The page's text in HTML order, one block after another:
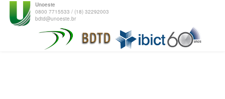
Unoeste
0800 7715533 / (18) 32292003
bdtd@unoeste.br